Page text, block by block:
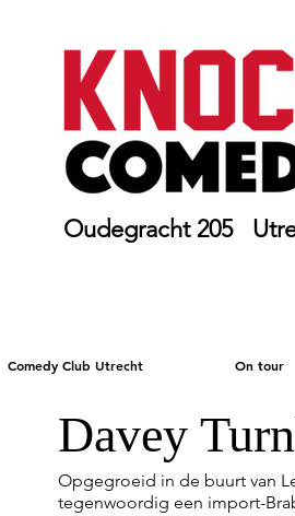
Oudegracht 205
Comedy Club Utrecht On tour
Davey
Opgegroeid in de buurt van
tegenwoordig een import-